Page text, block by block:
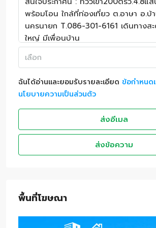
เลือก
ฉันได้อ่านและยอมรับรายละเอียด ข้อกำหนด
นโยบายความเป็นส่วนตัว
ส่งอีเมล
ส่งข้อความ
พื้นที่โฆษณา